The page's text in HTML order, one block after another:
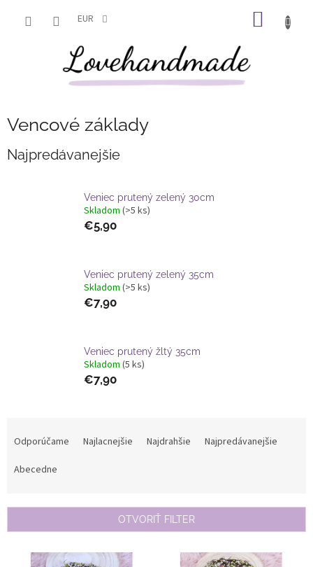
EUR
Vencové základy
Najpredávanejšie
Veniec prutený zelený 30cm
Skladom (>5 ks)
€5,90
Veniec prutený zelený 35cm
Skladom (>5 ks)
€7,90
Veniec prutený žltý 35cm
Skladom (5 ks)
€7,90
e
p
Odporúčame Najlacnejšie Najdrahšie
Najpredávanejšie
Abecedne
OTVORIŤ FILTER